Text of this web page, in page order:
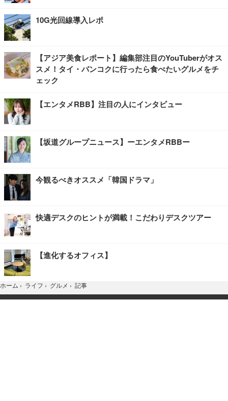
10G光回線導入レポ
【アジア美食レポート】編集部注目のYouTuberがオス
スメ！タイ・バンコクに行ったら食べたいグルメをチ
ェック
【エンタメRBB】注目の人にインタビュー
【坂道グループニュース】ーエンタメRBBー
今観るべきオススメ「韓国ドラマ」
快適デスクのヒントが満載！こだわりデスクツアー
【進化するオフィス】
ホーム › ライフ › グルメ › 記事